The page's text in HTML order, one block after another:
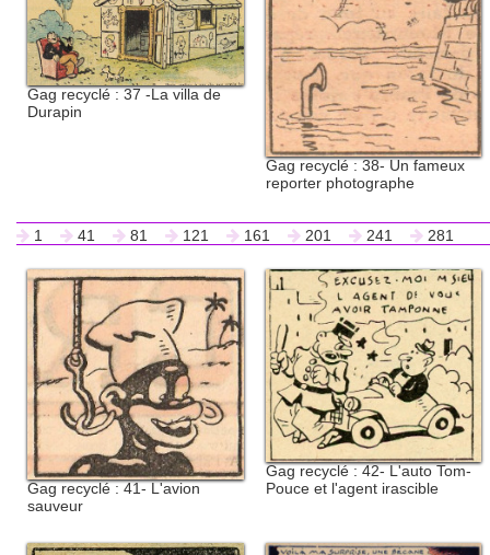
Gag recyclé : 37 -La villa de
Durapin
Gag recyclé : 38- Un fameux
reporter photographe
1 41 81 121 161 201 241 281
Gag recyclé : 41- L'avion
sauveur
Gag recyclé : 42- L'auto Tom-
Pouce et l'agent irascible